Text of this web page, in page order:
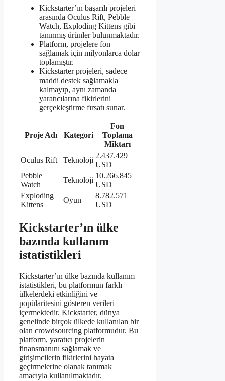
Kickstarter’ın başarılı projeleri
arasında Oculus Rift, Pebble
Watch, Exploding Kittens gibi
tanınmış ürünler bulunmaktadır.
Platform, projelere fon
sağlamak için milyonlarca dolar
toplamıştır.
Kickstarter projeleri, sadece
maddi destek sağlamakla
kalmayıp, aynı zamanda
yaratıcılarına fikirlerini
gerçekleştirme fırsatı sunar.
Proje Adı Kategori
Fon
Toplama
Miktarı
Oculus Rift
Teknoloji
2.437.429
USD
Pebble
Watch
Teknoloji
10.266.845
USD
Exploding
Kittens
Oyun
8.782.571
USD
Kickstarter’ın ülke
bazında kullanım
istatistikleri
Kickstarter’ın ülke bazında kullanım
istatistikleri, bu platformun farklı
ülkelerdeki etkinliğini ve
popülaritesini gösteren verileri
içermektedir. Kickstarter, dünya
genelinde birçok ülkede kullanılan bir
olan crowdsourcing platformudur. Bu
platform, yaratıcı projelerin
finansmanını sağlamak ve
girişimcilerin fikirlerini hayata
geçirmelerine olanak tanımak
amacıyla kullanılmaktadır.